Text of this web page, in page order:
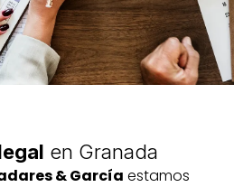
en Granada
res & García estamos